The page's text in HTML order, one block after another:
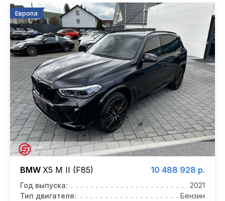
Европа
BMW X5 M II (F85) 10 488 928 р.
Год выпуска:
2021
Тип двигателя:
Бензин